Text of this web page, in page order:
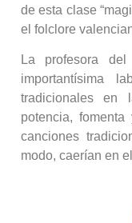
de esta clase
el folclore
La profesora
importantísima
tradicionales
potencia,
canciones
modo, caerían en